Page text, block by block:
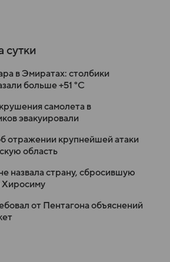
сутки
в Эмиратах: столбики
больше +51 °C
самолета в
эвакуировали
отражении крупнейшей атаки
область
назвала страну, сбросившую
Хиросиму
от Пентагона объяснений